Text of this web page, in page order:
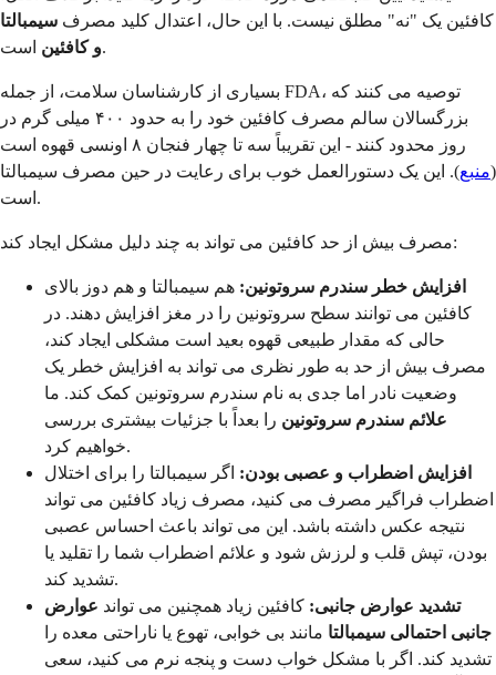
کافئین یک "نه" مطلق نیست. با این حال، اعتدال کلید مصرف سیمبالتا
و کافئیناست.
بسیاری از کارشناسان سلامت، از جمله FDA، توصیه می کنند که
بزرگسالان سالم مصرف کافئین خود را به حدود ۴۰۰ میلی گرم در
روز محدود کنند - این تقریباً سه تا چهار فنجان ۸ اونسی قهوه است
(منبع). این یک دستورالعمل خوب برای رعایت در حین مصرف سیمبالتا
است.
مصرف بیش از حد کافئین می تواند به چند دلیل مشکل ایجاد کند:
افزایش خطر سندرم سروتونین: هم سیمبالتا و هم دوز بالای
کافئین می توانند سطح سروتونین را در مغز افزایش دهند. در
حالی که مقدار طبیعی قهوه بعید است مشکلی ایجاد کند،
مصرف بیش از حد به طور نظری می تواند به افزایش خطر یک
وضعیت نادر اما جدی به نام سندرم سروتونین کمک کند. ما
علائم سندرم سروتونین را بعداً با جزئیات بیشتری بررسی
خواهیم کرد.
افزایش اضطراب و عصبی بودن: اگر سیمبالتا را برای اختلال
اضطراب فراگیر مصرف می کنید، مصرف زیاد کافئین می تواند
نتیجه عکس داشته باشد. این می تواند باعث احساس عصبی
بودن، تپش قلب و لرزش شود و علائم اضطراب شما را تقلید یا
تشدید کند.
تشدید عوارض جانبی: کافئین زیاد همچنین می تواند عوارض
جانبی احتمالی سیمبالتا مانند بی خوابی، تهوع یا ناراحتی معده را
تشدید کند. اگر با مشکل خواب دست و پنجه نرم می کنید، سعی